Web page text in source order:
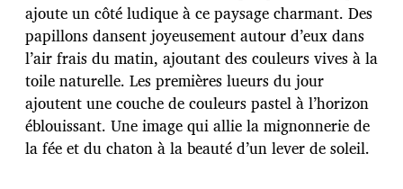
a
t
i
o
n
ajoute un côté ludique à ce paysage charmant. Des
papillons dansent joyeusement autour d’eux dans
l’air frais du matin, ajoutant des couleurs vives à la
toile naturelle. Les premières lueurs du jour
ajoutent une couche de couleurs pastel à l’horizon
éblouissant. Une image qui allie la mignonnerie de
la fée et du chaton à la beauté d’un lever de soleil.